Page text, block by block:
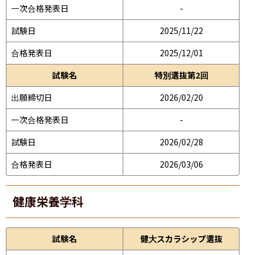
一次合格発表日
-
試験日
2025/11/22
合格発表日
2025/12/01
試験名
特別選抜第2回
出願締切日
2026/02/20
一次合格発表日
-
試験日
2026/02/28
合格発表日
2026/03/06
健康栄養学科
試験名
健大スカラシップ選抜